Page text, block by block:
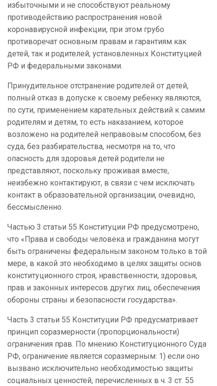
избыточными и не способствуют реальному
противодействию распространения новой
коронавирусной инфекции, при этом грубо
противоречат основным правам и гарантиям как
детей, так и родителей, установленных Конституцией
РФ и федеральными законами.
Принудительное отстранение родителей от детей,
полный отказ в допуске к своему ребенку являются,
по сути, применением карательных действий к самим
родителям и детям, то есть наказанием, которое
возложено на родителей неправовым способом, без
суда, без разбирательства, несмотря на то, что
опасность для здоровья детей родители не
представляют, поскольку проживая вместе,
неизбежно контактируют, в связи с чем исключать
контакт в образовательной организации, очевидно,
бессмысленно.
Частью 3 статьи 55 Конституции РФ предусмотрено,
что «Права и свободы человека и гражданина могут
быть ограничены федеральным законом только в той
мере, в какой это необходимо в целях защиты основ
конституционного строя, нравственности, здоровья,
прав и законных интересов других лиц, обеспечения
обороны страны и безопасности государства».
Часть 3 статьи 55 Конституции РФ предусматривает
принцип соразмерности (пропорциональности)
ограничения прав. По мнению Конституционного Суда
РФ, ограничение является соразмерным: 1) если оно
вызвано исключительно необходимостью защиты
социальных ценностей, перечисленных в ч. 3 ст. 55